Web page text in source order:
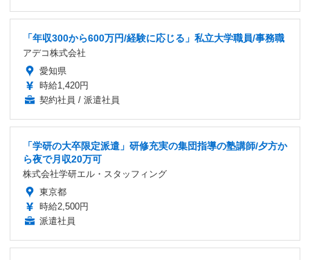
「年収300から600万円/経験に応じる」私立大学職員/事務職
アデコ株式会社
愛知県
時給1,420円
契約社員 / 派遣社員
「学研の大卒限定派遣」研修充実の集団指導の塾講師/夕方か
ら夜で月収20万可
株式会社学研エル・スタッフィング
東京都
時給2,500円
派遣社員